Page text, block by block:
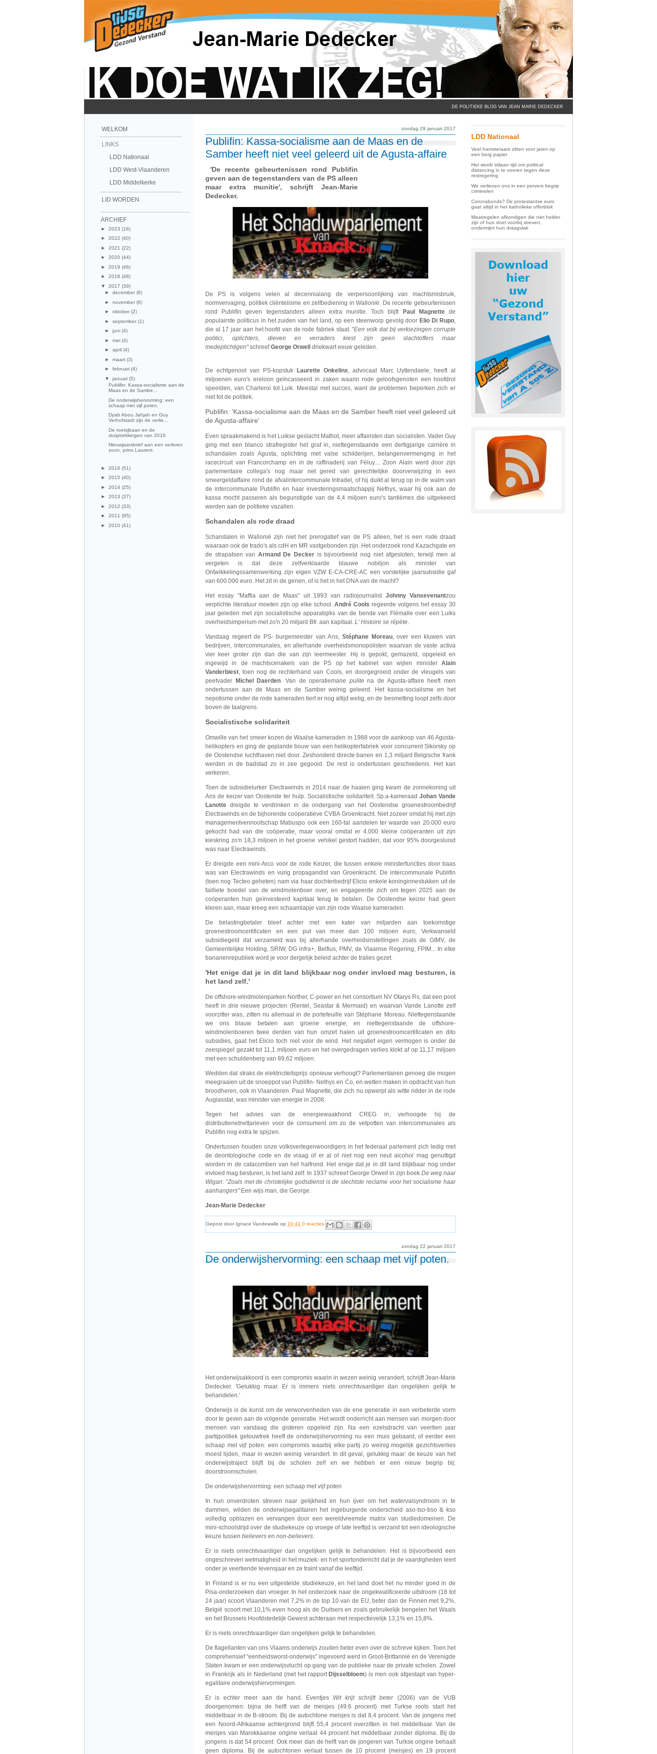
DE POLITIEKE BLOG VAN JEAN MARIE DEDECKER
WELKOM
LINKS
LDD Nationaal
LDD West-Vlaanderen
LDD Middelkerke
LID WORDEN
ARCHIEF
► 2023 (16)
► 2022 (40)
► 2021 (22)
► 2020 (44)
► 2019 (46)
► 2018 (48)
▼ 2017 (39)
► december (6)
► november (6)
► oktober (2)
► september (1)
► juni (4)
► mei (4)
► april (4)
► maart (3)
► februari (4)
▼ januari (5)
Publifin: Kassa-socialisme aan de
Maas en de Sambe...
De onderwijshervorming: een
schaap met vijf poten.
Dyab Abou Jahjah en Guy
Verhofstadt zijn de verlie...
De roetsjbaan en de
stuiptrekkingen van 2016
Nieuwjaarsbrief aan een verloren
zoon, prins Laurent.
► 2016 (51)
► 2015 (40)
► 2014 (25)
► 2013 (37)
► 2012 (33)
► 2011 (95)
► 2010 (41)
zondag 29 januari 2017
Publifin: Kassa-socialisme aan de Maas en de
Samber heeft niet veel geleerd uit de Agusta-affaire
'De recente gebeurtenissen rond Publifin
geven aan de tegenstanders van de PS alleen
maar extra munitie', schrijft Jean-Marie
Dedecker.
De PS is volgens velen al decennialang de verpersoonlijking van machtsmisbruik,
normvervaging, politiek cliëntelisme en zelfbediening in Wallonië. De recente gebeurtenissen
rond Publifin geven tegenstanders alleen extra munitie. Toch blijft
Paul Magnette de
populairste politicus in het zuiden van het land, op een steenworp gevolg door Elio Di Rupo,
die al 17 jaar aan het hoofd van de rode fabriek staat. "Een volk dat bij verkiezingen corrupte
politici, oplichters, dieven en verraders kiest zijn geen slachtoffers maar
medeplichtigen" schreef George Orwell driekwart eeuw geleden.
De echtgenoot van PS-kopstuk Laurette Onkelinx, advocaat Marc Uyttendaele, heeft al
miljoenen euro's ereloon geïncasseerd in zaken waarin rode geloofsgenoten een hoofdrol
speelden, van Charleroi tot Luik. Meestal met succes, want de problemen beperken zich er
niet tot de politiek.
Publifin: 'Kassa-socialisme aan de Maas en de Samber heeft niet veel geleerd uit
de Agusta-affaire'
Even spraakmakend is het Luikse geslacht Mathot, meer affairisten dan socialisten. Vader Guy
ging met een blanco strafregister het graf in, niettegenstaande een dertigjarige carrière in
schandalen zoals Agusta, oplichting met valse schilderijen, belangenvermenging in het
racecircuit van Francorchamp en in de raffinaderij van Féluy.... Zoon Alain werd door zijn
parlementaire collega's nog maar net gered van gerechtelijke doorverwijzing in een
smeergeldaffaire rond de afvalintercommunale Intradel, of hij duikt al terug op in de walm van
de intercommunale Publifin en haar investeringsmaatschappij Nethys, waar hij ook aan de
kassa mocht passeren als begunstigde van de 4,4 miljoen euro's tantièmes die uitgekeerd
werden aan de politieke vazallen.
Schandalen als rode draad
Schandalen in Wallonië zijn niet het prerogatief van de PS alleen, het is een rode draad
waaraan ook de trado's als cdH en MR vastgebonden zijn. Het onderzoek rond Kazachgate en
de strapatsen van Armand De Decker is bijvoorbeeld nog niet afgesloten, terwijl men al
vergeten is dat deze zelfverklaarde blauwe nobiljon als minister van
Ontwikkelingssamenwerking zijn eigen VZW E-CA-CRE-AC een vorstelijke jaarsubsidie gaf
van 600.000 euro. Het zit in de genen, of is het in het DNA van de macht?
Het essay "Maffia aan de Maas" uit 1993 van radiojournalist Johnny Vansevenantzou
verplichte literatuur moeten zijn op elke school.André Cools regeerde volgens het essay 30
jaar geleden met zijn socialistische apparatsjiks van de bende van Flémalle over een Luiks
overheidsimperium met zo'n 20 miljard Bfr. aan kapitaal. L' Histoire se répète.
Vandaag regeert de PS- burgemeester van Ans,Stéphane Moreau, over een kluwen van
bedrijven, intercommunales, en allerhande overheidsmonopolisten waarvan de vaste activa
vier keer groter zijn dan die van zijn leermeester. Hij is gepokt, gemazeld, opgeleid en
ingewijd in de machtscenakels van de PS op het kabinet van wijlen minister Alain
Vanderbiest, toen nog de rechterhand van Cools, en doorgegroeid onder de vleugels van
peetvader
Michel Daerden. Van de operatiemane pulitena de Agusta-affaire heeft men
ondertussen aan de Maas en de Samber weinig geleerd. Het kassa-socialisme en het
nepotisme onder de rode kameraden tiert er nog altijd welig, en de besmetting loopt zelfs door
boven de taalgrens.
Socialistische solidariteit
Omwille van het smeer kozen de Waalse kameraden in 1988 voor de aankoop van 46 Agusta-
helikopters en ging de geplande bouw van een helikopterfabriek voor concurrent Sikorsky op
de Oostendse luchthaven niet door. Zeshonderd directe banen en 1,3 miljard Belgische frank
werden in de badstad zo in zee gegooid. De rest is ondertussen geschiedenis. Het kan
verkeren.
Toen de subsidielurker Electrawinds in 2014 naar de haaien ging kwam de zonnekoning uit
Ans de keizer van Oostende ter hulp. Socialistische solidariteit. Sp.a-kameraadJohan Vande
Lanotte dreigde te verdrinken in de ondergang van het Oostendse groenestroombedrijf
Electrawinds en de bijhorende coöperatieve CVBA Groenkracht. Niet zozeer omdat hij met zijn
managementvennootschap Mabuspo ook een 160-tal aandelen ter waarde van 20.000 euro
gekocht had van die coöperatie, maar vooral omdat er 4.000 kleine coöperanten uit zijn
kieskring zo'n 18,3 miljoen in het groene vehikel gestort hadden, dat voor 95% doorgesluisd
was naar Electrawinds.
Er dreigde een mini-Arco voor de rode Keizer, die tussen enkele ministerfuncties door baas
was van Electrawinds en vurig propagandist van Groenkracht. De intercommunale Publifin
(toen nog Tecteo geheten) nam via haar dochterbedrijf Elicio enkele koninginnestukken uit de
failliete boedel van de windmolenboer over, en engageerde zich om tegen 2025 aan de
coöperanten hun geïnvesteerd kapitaal terug te betalen. De Oostendse keizer had geen
kleren aan, maar kreeg een schaamlapje van zijn rode Waalse kameraden.
De belastingbetaler bleef achter met een kater van miljarden aan toekomstige
groenestroomcertificaten en een put van meer dan 100 miljoen euro; Verkwanseld
subsidiegeld dat verzameld was bij allerhande overheidsinstellingen zoals de GIMV, de
Gemeentelijke Holding, SRIW, DG infra+, Belfius, PMV, de Vlaamse Regering, FPIM... In elke
bananenrepubliek word je voor dergelijk beleid achter de tralies gezet.
'Het enige dat je in dit land blijkbaar nog onder invloed mag besturen, is
het land zelf.'
De offshore-windmolenparken Norther, C-power en het consortium NV Otarys Rs, dat een poot
heeft in drie nieuwe projecten (Rentel, Seastar & Mermaid) en waarvan Vande Lanotte zelf
voorzitter was, zitten nu allemaal in de portefeuille van Stéphane Moreau. Niettegenstaande
we ons blauw betalen aan groene energie, en niettegenstaande de offshore-
windmolenboeren twee derden van hun omzet halen uit groenestroomcertificaten en dito
subsidies, gaat het Elicio toch niet voor de wind. Het negatief eigen vermogen is onder de
zeespiegel gezakt tot 11,1 miljoen euro en het overgedragen verlies klokt af op 11,17 miljoen
met een schuldenberg van 89,62 miljoen.
Wedden dat straks de elektriciteitsprijs opnieuw verhoogt? Parlementairen genoeg die mogen
meegraaien uit de snoeppot van Publifin- Nethys en Co, en wetten maken in opdracht van hun
broodheren, ook in Vlaanderen. Paul Magnette, die zich nu opwerpt als witte ridder in de rode
Augiasstal, was minister van energie in 2008.
Tegen het advies van de energiewaakhond CREG in, verhoogde hij de
distributienetnettarieven voor de consument om zo de vetpotten van intercommunales als
Publifin nog extra te spijzen.
Ondertussen houden onze volksvertegenwoordigers in het federaal parlement zich ledig met
de deontologische code en de vraag of er al of niet nog een neut alcohol mag genuttigd
worden in de catacomben van het halfrond. Het enige dat je in dit land blijkbaar nog onder
invloed mag besturen, is het land zelf. In 1937 schreef George Orwell in zijn boek De weg naar
Wigan: "Zoals met de christelijke godsdienst is de slechtste reclame voor het socialisme haar
aanhangers"Een wijs man, die George.
Jean-Marie Dedecker
Gepost door Ignace Vandewalle op 10:41 0 reacties
zondag 22 januari 2017
De onderwijshervorming: een schaap met vijf poten.
Het onderwijsakkoord is een compromis waarin in wezen weinig verandert, schrijft Jean-Marie
Dedecker. 'Gelukkig maar. Er is immers niets onrechtvaardiger dan ongelijken gelijk te
behandelen.'
Onderwijs is de kunst om de verworvenheden van de ene generatie in een verbeterde vorm
door te geven aan de volgende generatie. Het wordt onderricht aan mensen van morgen door
mensen van vandaag die gisteren opgeleid zijn. Na een ezelsdracht van veertien jaar
partijpolitiek getouwtrek heeft de onderwijshervorming nu een muis gebaard, of eerder een
schaap met vijf poten: een compromis waarbij elke partij zo weinig mogelijk gezichtsverlies
moest lijden, maar in wezen weinig verandert. In dit geval, gelukkig maar: de keuze van het
onderwijstraject blijft bij de scholen zelf en we hebben er een nieuw begrip bij:
doorstroomscholen.
De onderwijshervorming: een schaap met vijf poten
In hun onverdroten streven naar gelijkheid en hun ijver om het watervalsyndroom in te
dammen, wilden de onderwijsegalitairen het ingeburgerde onderscheid aso-tso-bso & kso
volledig opblazen en vervangen door een wereldvreemde matrix van studiedomeinen. De
mini-schoolstrijd over de studiekeuze op vroege of late leeftijd is verzand tot een ideologische
keuze tussen believers en non-believers.
Er is niets onrechtvaardiger dan ongelijken gelijk te behandelen. Het is bijvoorbeeld een
ongeschreven wetmatigheid in het muziek- en het sportonderricht dat je de vaardigheden leert
onder je veertiende levensjaar en ze traint vanaf die leeftijd.
In Finland is er nu een uitgestelde studiekeuze, en het land doet het nu minder goed in de
Pisa-onderzoeken dan vroeger. In het onderzoek naar de ongekwalificeerde uitstroom (18 tot
24 jaar) scoort Vlaanderen met 7,2% in de top 10 van de EU, beter dan de Finnen met 9,2%.
België scoort met 10,1% even hoog als de Duitsers en zoals gebruikelijk bengelen het Waals
en het Brussels Hoofdstedelijk Gewest achteraan met respectievelijk 13,1% en 15,8%.
Er is niets onrechtvaardiger dan ongelijken gelijk te behandelen.
De flagellanten van ons Vlaams onderwijs zouden beter even over de schreve kijken. Toen het
comprehensief "eenheidsworst-onderwijs" ingevoerd werd in Groot-Brittannië en de Verenigde
Staten kwam er een onderwijsvlucht op gang van de publieke naar de private scholen. Zowel
in Frankrijk als in Nederland (met het rapport Dijsselbloem) is men ook afgestapt van hyper-
egalitaire onderwijshervormingen.
Er is echter meer aan de hand. Eventjes Wit krijt schrijft beter(2006) van de VUB
doorgenomen: bijna de helft van de meisjes (49.6 procent) met Turkse roots start het
middelbaar in de B-stroom. Bij de autochtone meisjes is dat 8,4 procent. Van de jongens met
een Noord-Afrikaanse achtergrond blijft 55,4 procent overzitten in het middelbaar. Van de
meisjes van Marokkaanse origine verlaat 44 procent het middelbaar zonder diploma. Bij de
jongens is dat 54 procent. Ook meer dan de helft van de jongeren van Turkse origine behaalt
geen diploma. Bij de autochtonen verlaat tussen de 10 procent (meisjes) en 19 procent
LDD Nationaal
Veel hamsteraars zitten voor jaren op
een berg papier
Het wordt stilaan tijd om political
distancing in te voeren tegen deze
restregering
We verliezen ons in een pervers begrip
criminelen
Coronabonds? De protestantse euro
gaat altijd in het katholieke offerblok
Maatregelen afkondigen die niet helder
zijn of hun doel voorbij streven,
ondermijnt hun draagvlak